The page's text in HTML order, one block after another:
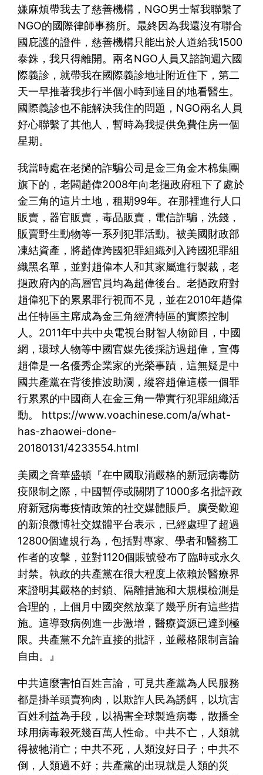
嫌麻煩帶我去了慈善機構，NGO男士幫我聯繫了
NGO的國際律師事務所。最終因為我還沒有聯合
國庇護的證件，慈善機構只能出於人道給我1500
泰銖，我只得離開。兩名NGO人員又諮詢週六國
際義診，就帶我在國際義診地址附近住下，第二
天一早推著我步行半個小時到達目的地看醫生。
國際義診也不能解決我住的問題，NGO兩名人員
好心聯繫了其他人，暫時為我提供免費住房一個
星期。
我當時處在老撾的詐騙公司是金三角金木棉集團
旗下的，老闆趙偉2008年向老撾政府租下了處於
金三角的這片土地，租期99年。在那裡進行人口
販賣，器官販賣，毒品販賣，電信詐騙，洗錢，
販賣野生動物等一系列犯罪活動。被美國財政部
凍結資產，將趙偉跨國犯罪組織列入跨國犯罪組
織黑名單，並對趙偉本人和其家屬進行製裁，老
撾政府內的高層官員均為趙偉後台。老撾政府對
趙偉犯下的累累罪行視而不見，並在2010年趙偉
出任特區主席成為金三角經濟特區的實際控制
人。2011年中共中央電視台財智人物節目，中國
網，環球人物等中國官媒先後採訪過趙偉，宣傳
趙偉是一名優秀企業家的光榮事蹟，這無疑是中
國共產黨在背後推波助瀾，縱容趙偉這樣一個罪
行累累的中國商人在金三角一帶實行犯罪組織活
動。 https://www.voachinese.com/a/what-
has-zhaowei-done-
20180131/4233554.html
美國之音華盛頓『在中國取消嚴格的新冠病毒防
疫限制之際，中國暫停或關閉了1000多名批評政
府新冠病毒疫情政策的社交媒體賬戶。廣受歡迎
的新浪微博社交媒體平台表示，已經處理了超過
12800個違規行為，包括對專家、學者和醫務工
作者的攻擊，並對1120個賬號發布了臨時或永久
封禁。執政的共產黨在很大程度上依賴於醫療界
來證明其嚴格的封鎖、隔離措施和大規模檢測是
合理的，上個月中國突然放棄了幾乎所有這些措
施。這導致病例進一步激增，醫療資源已達到極
限。共產黨不允許直接的批評，並嚴格限制言論
自由。』
中共這麼害怕百姓言論，可見共產黨為人民服務
都是掛羊頭賣狗肉，以欺詐人民為誘餌，以坑害
百姓利益為手段，以禍害全球製造病毒，散播全
球用病毒殺死幾百萬人性命。中共不亡，人類就
得被牠消亡；中共不死，人類沒好日子；中共不
倒，人類過不好；共產黨的出現就是人類的災